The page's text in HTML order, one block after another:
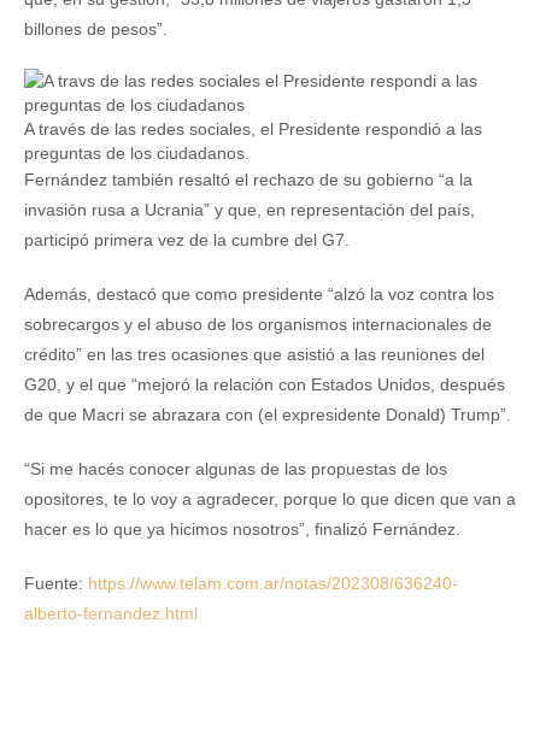
billones de pesos”.
A través de las redes sociales, el Presidente respondió a las
preguntas de los ciudadanos.
Fernández también resaltó el rechazo de su gobierno “a la
invasión rusa a Ucrania” y que, en representación del país,
participó primera vez de la cumbre del G7.
Además, destacó que como presidente “alzó la voz contra los
sobrecargos y el abuso de los organismos internacionales de
crédito” en las tres ocasiones que asistió a las reuniones del
G20, y el que “mejoró la relación con Estados Unidos, después
de que Macri se abrazara con (el expresidente Donald) Trump”.
“Si me hacés conocer algunas de las propuestas de los
opositores, te lo voy a agradecer, porque lo que dicen que van a
hacer es lo que ya hicimos nosotros”, finalizó Fernández.
Fuente: https://www.telam.com.ar/notas/202308/636240-
alberto-fernandez.html